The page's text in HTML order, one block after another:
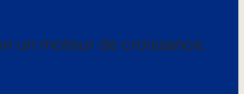
un moteur de croissance.